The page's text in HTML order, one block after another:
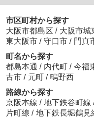
市区町村から探す
大阪市都島区 / 大阪市城
東大阪市 / 守口市 / 門真
町名から探す
都島本通 / 内代町 / 今福
古市 / 元町 / 鴫野西
路線から探す
京阪本線 / 地下鉄谷町線
片町線 / 地下鉄長堀鶴見